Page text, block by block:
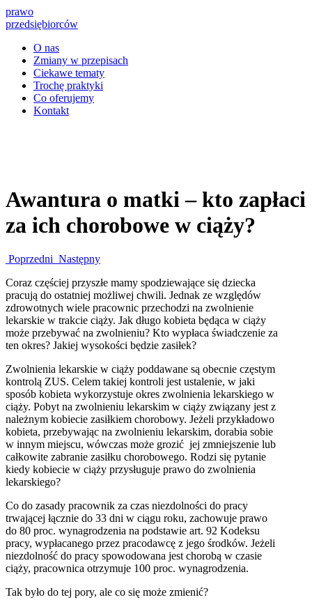
prawo
przedsiębiorców
O nas
Zmiany w przepisach
Ciekawe tematy
Trochę praktyki
Co oferujemy
Kontakt
Awantura o matki – kto zapłaci
za ich chorobowe w ciąży?
Poprzedni Następny
Coraz częściej przyszłe mamy spodziewające się dziecka
pracują do ostatniej możliwej chwili. Jednak ze względów
zdrowotnych wiele pracownic przechodzi na zwolnienie
lekarskie w trakcie ciąży. Jak długo kobieta będąca w ciąży
może przebywać na zwolnieniu? Kto wypłaca świadczenie za
ten okres? Jakiej wysokości będzie zasiłek?
Zwolnienia lekarskie w ciąży poddawane są obecnie częstym
kontrolą ZUS. Celem takiej kontroli jest ustalenie, w jaki
sposób kobieta wykorzystuje okres zwolnienia lekarskiego w
ciąży. Pobyt na zwolnieniu lekarskim w ciąży związany jest z
należnym kobiecie zasiłkiem chorobowy. Jeżeli przykładowo
kobieta, przebywając na zwolnieniu lekarskim, dorabia sobie
w innym miejscu, wówczas może grozić jej zmniejszenie lub
całkowite zabranie zasiłku chorobowego. Rodzi się pytanie
kiedy kobiecie w ciąży przysługuje prawo do zwolnienia
lekarskiego?
Co do zasady pracownik za czas niezdolności do pracy
trwającej łącznie do 33 dni w ciągu roku, zachowuje prawo
do 80 proc. wynagrodzenia na podstawie art. 92 Kodeksu
pracy, wypłacanego przez pracodawcę z jego środków. Jeżeli
niezdolność do pracy spowodowana jest chorobą w czasie
ciąży, pracownica otrzymuje 100 proc. wynagrodzenia.
Tak było do tej pory, ale co się może zmienić?